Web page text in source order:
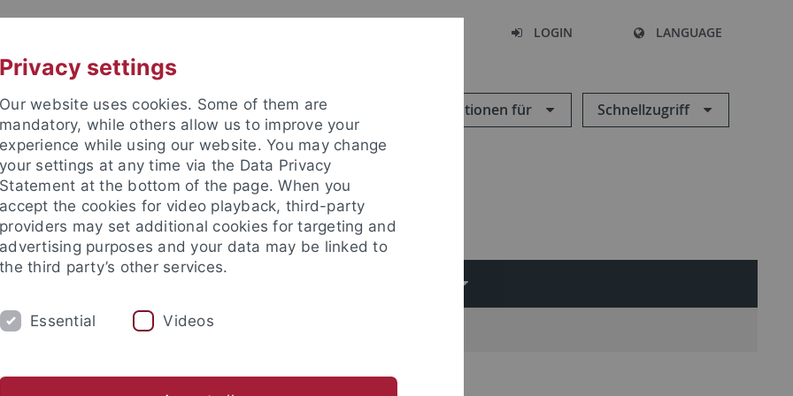
LOGIN LANGUAGE
Informationen für Schnellzugriff
China Centrum Tübingen (CCT)
Privacy settings
Our website uses cookies. Some of them are
mandatory, while others allow us to improve your
experience while using our website. You may change
your settings at any time via the Data Privacy
Statement at the bottom of the page. When you
accept the cookies for video playback, third-party
providers may set additional cookies for targeting and
advertising purposes and your data may be linked to
the third party’s other services.
Essential Videos